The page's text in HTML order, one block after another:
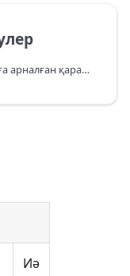
Мұнда Pinterest-те сәтті жариялауларға арналған қарапайым ережелер жинақталған.
Иә